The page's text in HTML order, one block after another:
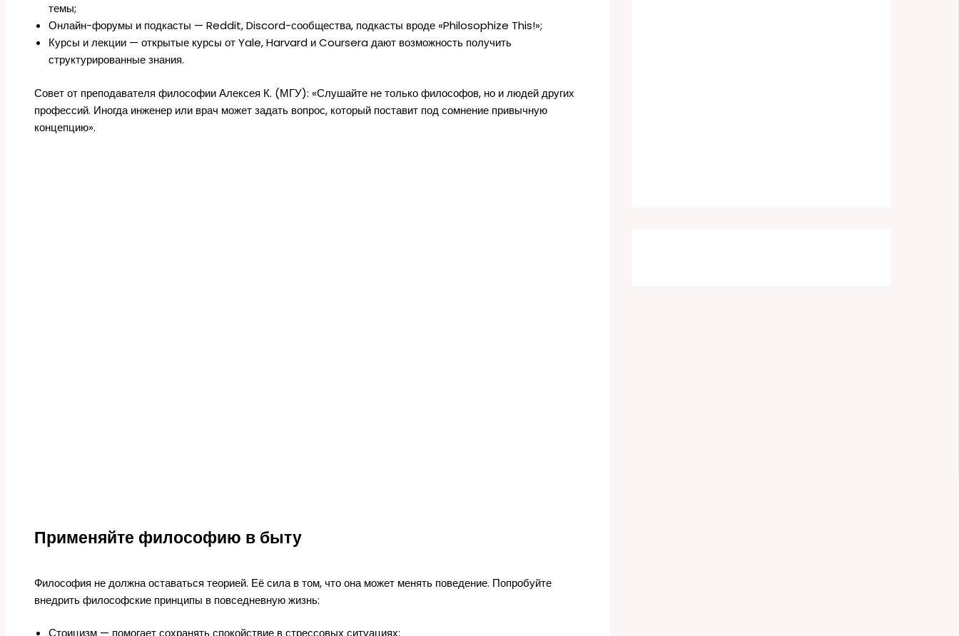
темы;
Онлайн-форумы и подкасты — Reddit, Discord-сообщества, подкасты вроде «Philosophize This!»;
Курсы и лекции — открытые курсы от Yale, Harvard и Coursera дают возможность получить
структурированные знания.
Совет от преподавателя философии Алексея К. (МГУ): «Слушайте не только философов, но и людей других
профессий. Иногда инженер или врач может задать вопрос, который поставит под сомнение привычную
концепцию».
Применяйте философию в быту
Философия не должна оставаться теорией. Её сила в том, что она может менять поведение. Попробуйте
внедрить философские принципы в повседневную жизнь:
Стоицизм — помогает сохранять спокойствие в стрессовых ситуациях;